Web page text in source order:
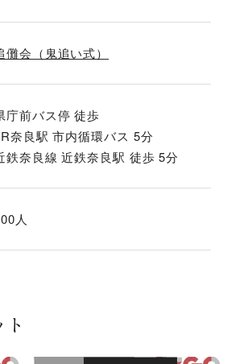
儺会（鬼追い式）
庁前バス停 徒歩
奈良駅 市内循環バス 5分
鉄奈良線 近鉄奈良駅 徒歩 5分
人